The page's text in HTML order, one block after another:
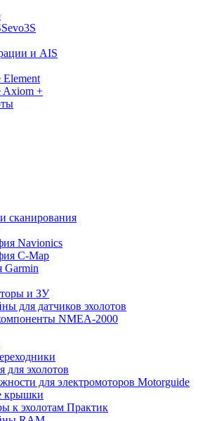
и AIS
Element
Axiom +
сканирования
Navionics
C-Map
Garmin
и ЗУ
для датчиков эхолотов
NMEA-2000
для эхолотов
для электромоторов Motorguide
крышки
к эхолотам Практик